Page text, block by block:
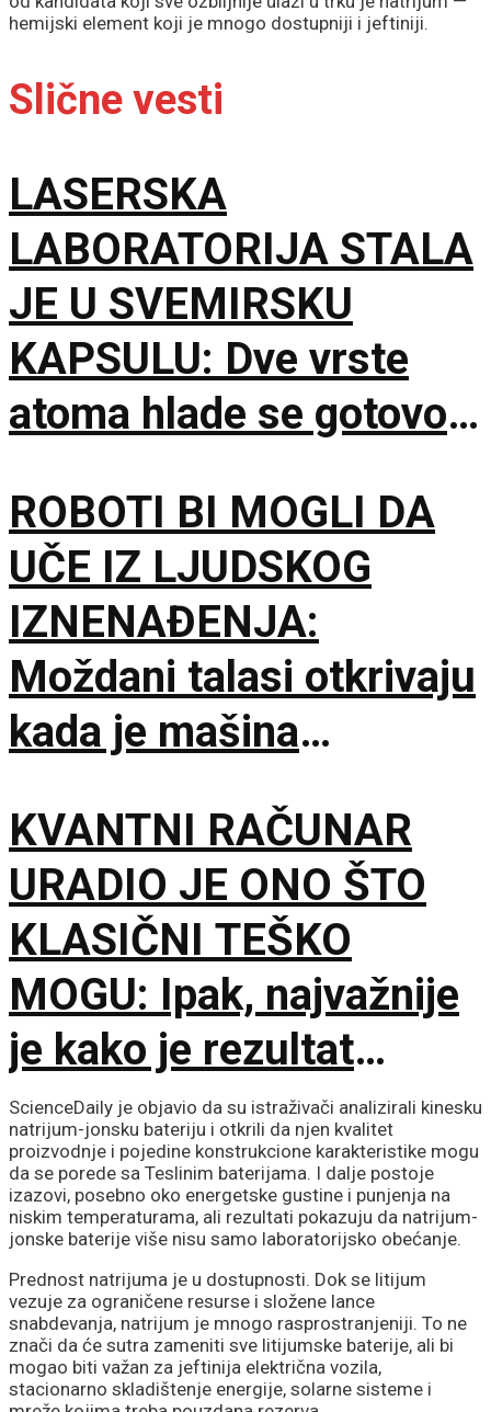
hemijski element koji je mnogo dostupniji i jeftiniji.
Slične vesti
LASERSKA
LABORATORIJA STALA
JE U SVEMIRSKU
KAPSULU: Dve vrste
atoma hlade se gotovo
ROBOTI BI MOGLI DA
UČE IZ LJUDSKOG
IZNENAĐENJA:
Moždani talasi otkrivaju
kada je mašina
KVANTNI RAČUNAR
URADIO JE ONO ŠTO
KLASIČNI TEŠKO
MOGU: Ipak, najvažnije
je kako je rezultat
proveren
ScienceDaily je objavio da su istraživači analizirali kinesku
natrijum-jonsku bateriju i otkrili da njen kvalitet
proizvodnje i pojedine konstrukcione karakteristike mogu
da se porede sa Teslinim baterijama. I dalje postoje
izazovi, posebno oko energetske gustine i punjenja na
niskim temperaturama, ali rezultati pokazuju da natrijum-
jonske baterije više nisu samo laboratorijsko obećanje.
Prednost natrijuma je u dostupnosti. Dok se litijum
vezuje za ograničene resurse i složene lance
snabdevanja, natrijum je mnogo rasprostranjeniji. To ne
znači da će sutra zameniti sve litijumske baterije, ali bi
mogao biti važan za jeftinija električna vozila,
stacionarno skladištenje energije, solarne sisteme i